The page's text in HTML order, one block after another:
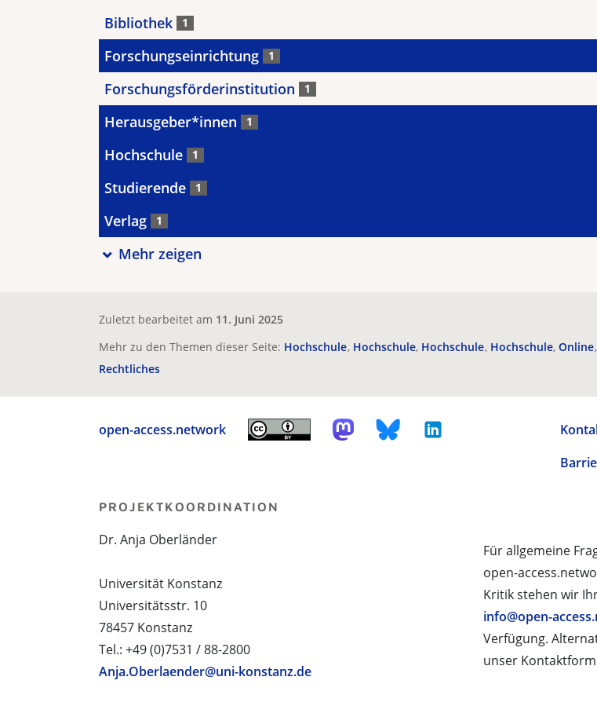
Bibliothek 1
Forschungseinrichtung 1
Forschungsförderinstitution 1
Herausgeber*innen 1
Hochschule 1
Studierende 1
Verlag 1
Mehr zeigen
Zuletzt bearbeitet am 11. Juni 2025
Mehr zu den Themen dieser Seite: Hochschule Hochschule Hochschule Hochschule Online
Rechtliches
open-access.network
Für allgemeine
open-
Kritik stehen wir
info@open-
Verfügung.
unser
PROJEKTKOORDINATION
Dr. Anja Oberländer
Universität Konstanz
Universitätsstr. 10
78457 Konstanz
Tel.: +49 (0)7531 / 88-2800
Anja.Oberlaender@uni-konstanz.de